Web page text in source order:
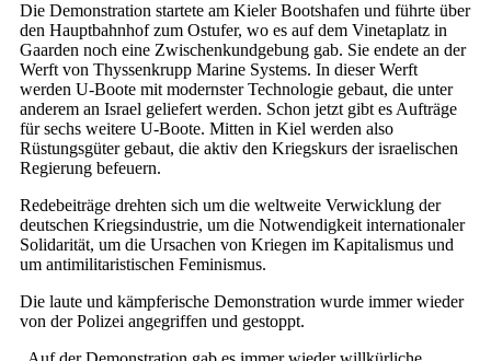
Die Demonstration startete am Kieler Bootshafen und führte über
den Hauptbahnhof zum Ostufer, wo es auf dem Vinetaplatz in
Gaarden noch eine Zwischenkundgebung gab. Sie endete an der
Werft von Thyssenkrupp Marine Systems. In dieser Werft
werden U-Boote mit modernster Technologie gebaut, die unter
anderem an Israel geliefert werden. Schon jetzt gibt es Aufträge
für sechs weitere U-Boote. Mitten in Kiel werden also
Rüstungsgüter gebaut, die aktiv den Kriegskurs der israelischen
Regierung befeuern.
Redebeiträge drehten sich um die weltweite Verwicklung der
deutschen Kriegsindustrie, um die Notwendigkeit internationaler
Solidarität, um die Ursachen von Kriegen im Kapitalismus und
um antimilitaristischen Feminismus.
Die laute und kämpferische Demonstration wurde immer wieder
von der Polizei angegriffen und gestoppt.